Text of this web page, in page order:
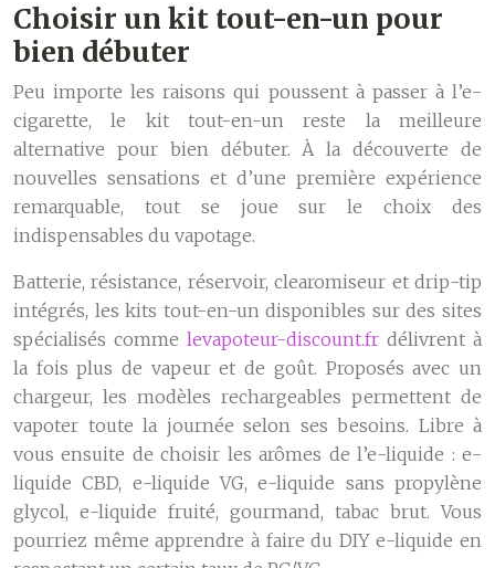
Choisir un kit tout-en-un pour
bien débuter
Peu importe les raisons qui poussent à passer à l’e-
cigarette, le kit tout-en-un reste la meilleure
alternative pour bien débuter. À la découverte de
nouvelles sensations et d’une première expérience
remarquable, tout se joue sur le choix des
indispensables du vapotage.
Batterie, résistance, réservoir, clearomiseur et drip-tip
intégrés, les kits tout-en-un disponibles sur des sites
spécialisés comme levapoteur-discount.fr délivrent à
la fois plus de vapeur et de goût. Proposés avec un
chargeur, les modèles rechargeables permettent de
vapoter toute la journée selon ses besoins. Libre à
vous ensuite de choisir les arômes de l’e-liquide : e-
liquide CBD, e-liquide VG, e-liquide sans propylène
glycol, e-liquide fruité, gourmand, tabac brut. Vous
pourriez même apprendre à faire du DIY e-liquide en